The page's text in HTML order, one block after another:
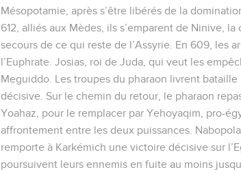
Mésopotamie, après s’être libérés de la
612, alliés aux Mèdes, ils s’emparent de Ninive,
secours de ce qui reste de l’Assyrie. En 609, les
l’Euphrate. Josias, roi de Juda, qui veut les
Meguiddo. Les troupes du pharaon livrent
décisive. Sur le chemin du retour, le pharaon
Yoahaz, pour le remplacer par Yehoyaqim, pro-
affrontement entre les deux puissances.
remporte à Karkémich une victoire décisive sur
poursuivent leurs ennemis en fuite au moins